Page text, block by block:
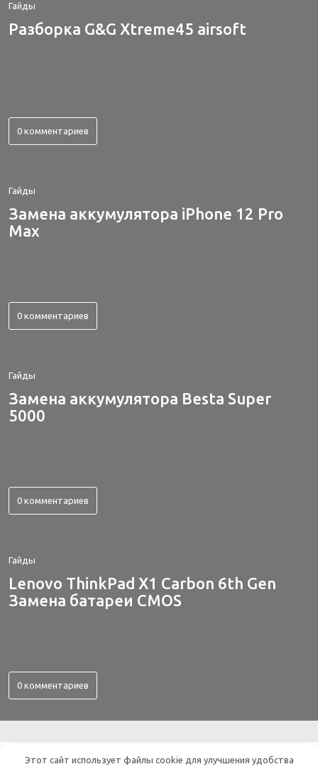
Гайды
Разборка G&G Xtreme45 airsoft
0 комментариев
Гайды
Замена аккумулятора iPhone 12 Pro
Max
0 комментариев
Гайды
Замена аккумулятора Besta Super
5000
0 комментариев
Гайды
Lenovo ThinkPad X1 Carbon 6th Gen
Замена батареи CMOS
0 комментариев
ВСЕ ОБ ЭЛЕКТРОНИКЕ
Этот сайт использует файлы cookie для улучшения удобства